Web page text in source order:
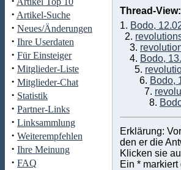
· Artikel-Suche
· Neues/Änderungen
· Ihre Userdaten
· Für Einsteiger
· Mitglieder-Liste
· Mitglieder-Chat
· Statistik
· Partner-Links
· Linksammlung
· Weiterempfehlen
· Ihre Meinung
· FAQ
Thread-View:
1. Bodo,
2.
3.
4. Bodo,
5.
6. Bodo,
7.
8.
Erklärung:
den er die
Klicken sie
Ein *